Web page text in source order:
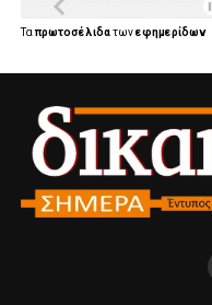
Ταπρωτοσέλιδατωνεφημερίδων